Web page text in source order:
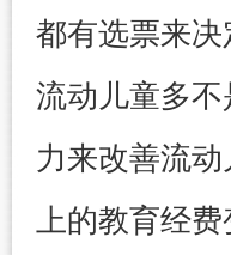
都有选票来
流动儿童多
力来改善流
上的教育经